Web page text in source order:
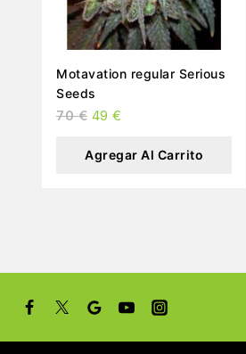
Motavation regular Serious
Seeds
70€ 49 €
Agregar Al Carrito